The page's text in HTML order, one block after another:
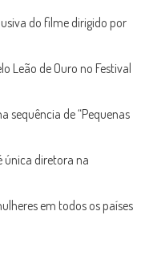
do filme dirigido por
Leão de Ouro no Festival
sequência de “Pequenas
única diretora na
em todos os países